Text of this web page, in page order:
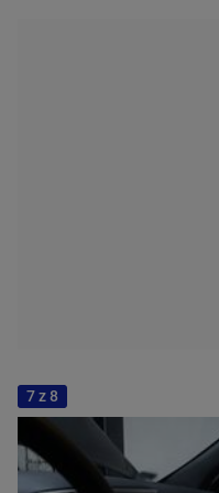
7 z 8